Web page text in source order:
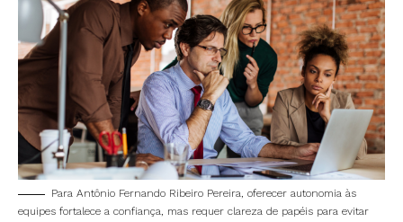
Para Antônio Fernando Ribeiro Pereira, oferecer autonomia às
equipes fortalece a confiança, mas requer clareza de papéis para evitar